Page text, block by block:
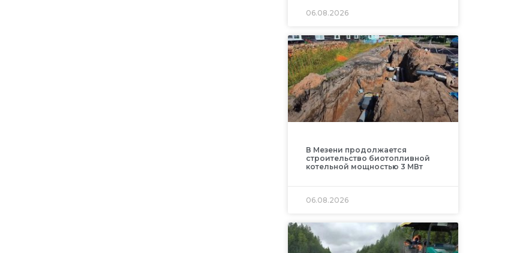
06.08.2026
В Мезени продолжается
строительство биотопливной
котельной мощностью 3 МВт
06.08.2026